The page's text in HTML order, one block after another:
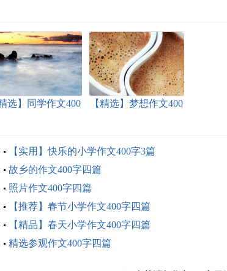
精选】同学作文400
【精选】梦想作文400
【实用】快乐的小学作文400字3篇
故乡的作文400字四篇
照片作文400字四篇
【推荐】春节小学作文400字四篇
【精品】春天小学作文400字四篇
精选参观作文400字四篇